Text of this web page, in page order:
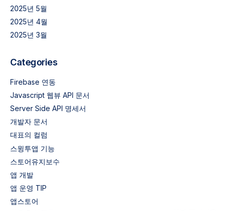
2025년 5월
2025년 4월
2025년 3월
Categories
Firebase 연동
Javascript 웹뷰 API 문서
Server Side API 명세서
개발자 문서
대표의 컬럼
스윙투앱 기능
스토어유지보수
앱 개발
앱 운영 TIP
앱스토어